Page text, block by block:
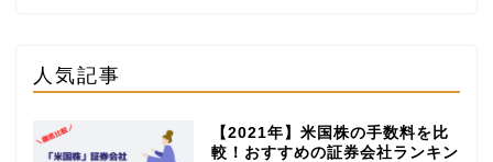
人気記事
【2021年】米国株の手数料を比
較！おすすめの証券会社ランキン